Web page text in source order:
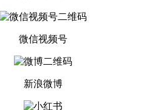
微信视频号
新浪微博